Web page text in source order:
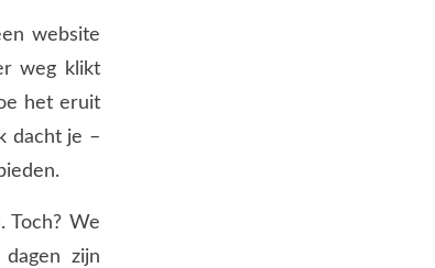
website
weg klikt
het eruit
dacht je –
Toch? We
zijn